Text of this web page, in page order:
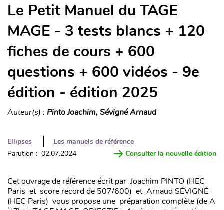
Le Petit Manuel du TAGE
MAGE - 3 tests blancs + 120
fiches de cours + 600
questions + 600 vidéos - 9e
édition - édition 2025
Auteur(s) : Pinto Joachim, Sévigné Arnaud
Ellipses
Les manuels de référence
Parution : 02.07.2024
Consulter la nouvelle édition
Cet ouvrage de référence écrit par Joachim PINTO (HEC
Paris et score record de 507/600) et Arnaud SÉVIGNÉ
(HEC Paris) vous propose une préparation complète (de A